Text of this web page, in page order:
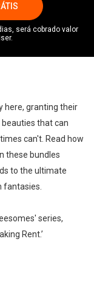
será cobrado valor
here, granting their
that can
can't. Read how
these bundles
to the ultimate
series,
Rent.’